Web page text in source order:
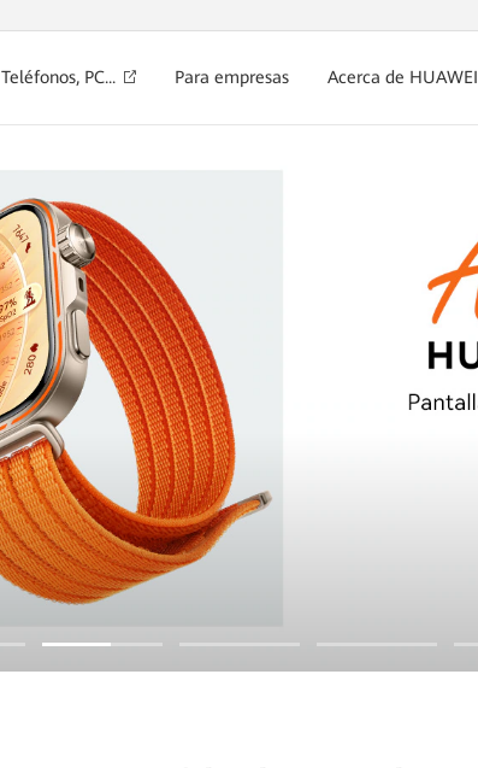
Teléfonos, PC... Para empresas Acerca de HUAWEI